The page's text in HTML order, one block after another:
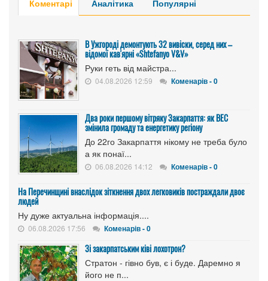
Коментарі Аналітика Популярні
В Ужгороді демонтують 32 вивіски, серед них –
відомої кав'ярні «Shtefanyo V&V»
Руки геть від майстра...
04.08.2026 12:59 Коменарів - 0
Два роки першому вітряку Закарпаття: як ВЕС
змінила громаду та енергетику регіону
До 22го Закарпаття нікому не треба було
а як понаї...
06.08.2026 14:12 Коменарів - 0
На Перечинщині внаслідок зіткнення двох легковиків постраждали двоє
людей
Ну дуже актуальна інформація....
06.08.2026 17:56 Коменарів - 0
Зі закарпатським ківі лохотрон?
Стратон - гівно був, є і буде. Даремно я
його не п...